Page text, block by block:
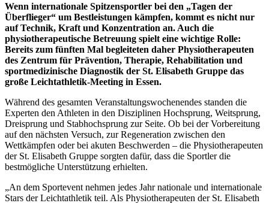
Wenn internationale Spitzensportler bei den „Tagen der
Überflieger“ um Bestleistungen kämpfen, kommt es nicht nur
auf Technik, Kraft und Konzentration an. Auch die
physiotherapeutische Betreuung spielt eine wichtige Rolle:
Bereits zum fünften Mal begleiteten daher Physiotherapeuten
des Zentrum für Prävention, Therapie, Rehabilitation und
sportmedizinische Diagnostik der St. Elisabeth Gruppe das
große Leichtathletik-Meeting in Essen.
Während des gesamten Veranstaltungswochenendes standen die
Experten den Athleten in den Disziplinen Hochsprung, Weitsprung,
Dreisprung und Stabhochsprung zur Seite. Ob bei der Vorbereitung
auf den nächsten Versuch, zur Regeneration zwischen den
Wettkämpfen oder bei akuten Beschwerden – die Physiotherapeuten
der St. Elisabeth Gruppe sorgten dafür, dass die Sportler die
bestmögliche Unterstützung erhielten.
„An dem Sportevent nehmen jedes Jahr nationale und internationale
Stars der Leichtathletik teil. Als Physiotherapeuten der St. Elisabeth